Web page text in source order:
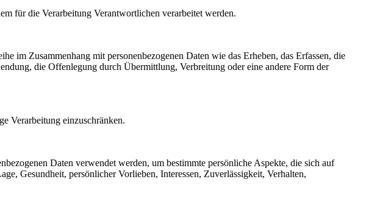
für die Verarbeitung Verantwortlichen verarbeitet werden.
im Zusammenhang mit personenbezogenen Daten wie das Erheben, das Erfassen, die
die Offenlegung durch Übermittlung, Verbreitung oder eine andere Form der
Verarbeitung einzuschränken.
Daten verwendet werden, um bestimmte persönliche Aspekte, die sich auf
Gesundheit, persönlicher Vorlieben, Interessen, Zuverlässigkeit, Verhalten,